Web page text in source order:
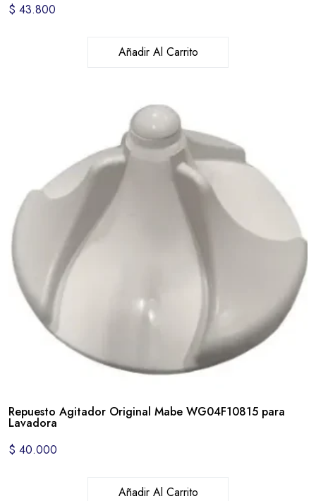
$ 43.800
Añadir Al Carrito
Repuesto Agitador Original Mabe WG04F10815 para
Lavadora
$ 40.000
Añadir Al Carrito